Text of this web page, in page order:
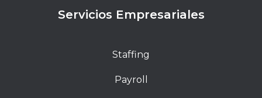
Servicios Empresariales
Staffing
Payroll